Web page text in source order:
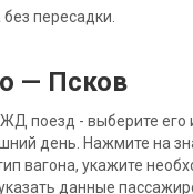
пересадки.
— Псков
поезд - выберите его
день. Нажмите на
вагона, укажите
данные